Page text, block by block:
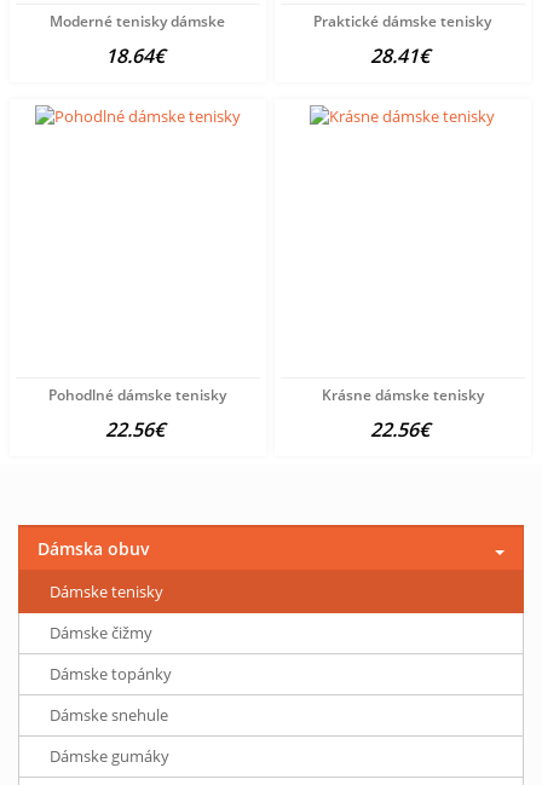
Moderné tenisky dámske
18.64€
Praktické dámske tenisky
28.41€
Pohodlné dámske tenisky
22.56€
Krásne dámske tenisky
22.56€
Dámska obuv
Dámske tenisky
Dámske čižmy
Dámske topánky
Dámske snehule
Dámske gumáky